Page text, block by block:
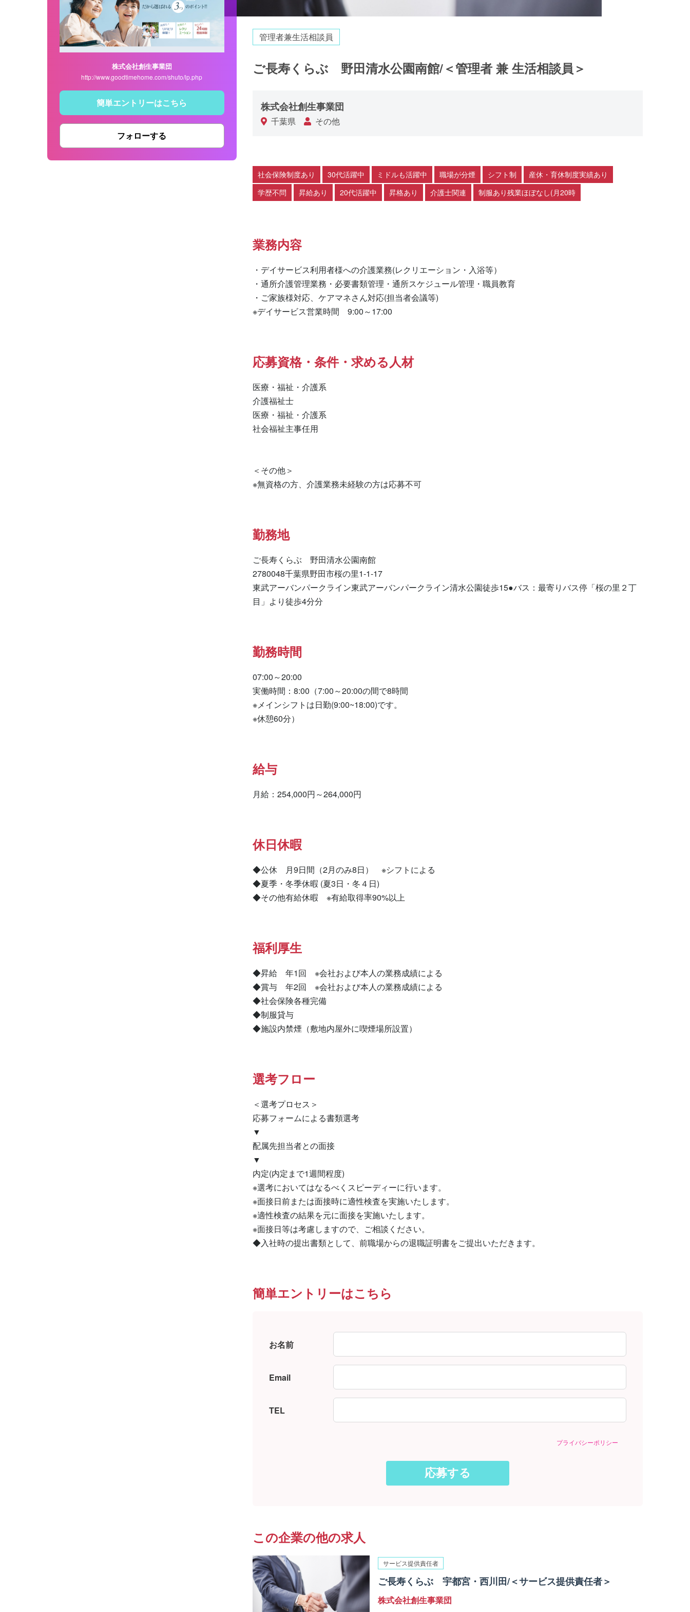
株式会社創生事業団
http://www.goodtimehome.com/shuto/lp.php
簡単エントリーはこちら
フォローする
管理者兼生活相談員
ご長寿くらぶ 野田清水公園南館/＜管理者 兼 生活相談員＞
株式会社創生事業団
千葉県 その他
社会保険制度あり 30代活躍中 ミドルも活躍中 職場が分煙 シフト制
産休・育休制度実績あり
学歴不問
昇給あり 20代活躍中 昇格あり 介護士関連 制服あり残業ほぼなし(月20時
業務内容
・デイサービス利用者様への介護業務(レクリエーション・入浴等）
・通所介護管理業務・必要書類管理・通所スケジュール管理・職員教育
・ご家族様対応、ケアマネさん対応(担当者会議等)
※デイサービス営業時間　9:00～17:00
応募資格・条件・求める人材
医療・福祉・介護系
介護福祉士
医療・福祉・介護系
社会福祉主事任用
＜その他＞
※無資格の方、介護業務未経験の方は応募不可
勤務地
ご長寿くらぶ　野田清水公園南館
2780048千葉県野田市桜の里1-1-17
東武アーバンパークライン東武アーバンパークライン清水公園徒歩15●バス：最寄りバス停「桜の里２丁
目」より徒歩4分分
勤務時間
07:00～20:00
実働時間：8:00（7:00～20:00の間で8時間
※メインシフトは日勤(9:00~18:00)です。
※休憩60分）
給与
月給：254,000円～264,000円
休日休暇
◆公休　月9日間（2月のみ8日）　※シフトによる
◆夏季・冬季休暇 (夏3日・冬４日)
◆その他有給休暇　※有給取得率90%以上
福利厚生
◆昇給　年1回　※会社および本人の業務成績による
◆賞与　年2回　※会社および本人の業務成績による
◆社会保険各種完備
◆制服貸与
◆施設内禁煙（敷地内屋外に喫煙場所設置）
選考フロー
＜選考プロセス＞
応募フォームによる書類選考
▼
配属先担当者との面接
▼
内定(内定まで1週間程度)
※選考においてはなるべくスピーディーに行います。
※面接日前または面接時に適性検査を実施いたします。
※適性検査の結果を元に面接を実施いたします。
※面接日等は考慮しますので、ご相談ください。
◆入社時の提出書類として、前職場からの退職証明書をご提出いただきます。
簡単エントリーはこちら
お名前
Email
TEL
プライバシーポリシー
この企業の他の求人
サービス提供責任者
ご長寿くらぶ 宇都宮・西川田/＜サービス提供責任者＞
株式会社創生事業団